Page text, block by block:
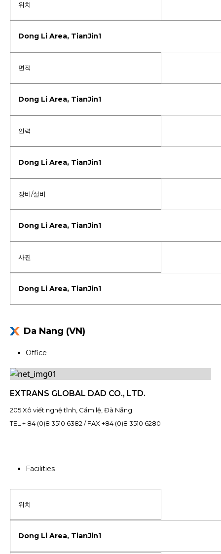
위치
면적
인력
장비/설비
사진
Da Nang (VN)
Office
EXTRANS GLOBAL DAD CO., LTD.
205 Xô viết nghệ tĩnh, Cẩm lệ, Đà Nẵng
TEL + 84 (0)8 3510 6382 / FAX +84 (0)8 3510 6280
Facilities
위치